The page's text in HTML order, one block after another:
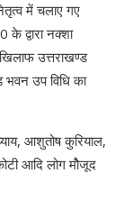
में चलाए गए
द्वारा नक्शा
उत्तराखण्ड
भवन उप विधि का
आशुतोष कुरियाल,
आदि लोग मोैजूद